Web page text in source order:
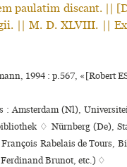
paulatim discant. ||
|| M. D. XLVIII. ||
1994 : p.567, «[Robert
: Amsterdam (Nl),
♢ Nürnberg (De),
Rabelais de Tours,
Ferdinand Brunot, etc.) ♢